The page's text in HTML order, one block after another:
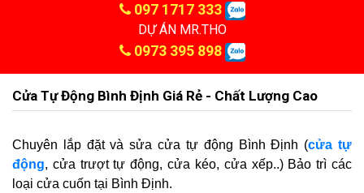
097 1717 333
DỰ ÁN MR.THO
0973 395 898
Cửa Tự Động Bình Định Giá Rẻ - Chất Lượng Cao
Chuyên lắp đặt và sửa cửa tự động Bình Định (cửa tự
động, cửa trượt tự động, cửa kéo, cửa xếp..) Bảo trì các
loại cửa cuốn tại Bình Định.